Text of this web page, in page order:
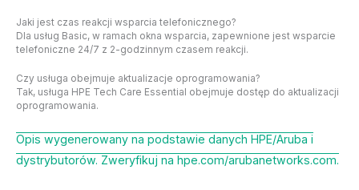
Jaki jest czas reakcji wsparcia telefonicznego?
Dla usług Basic, w ramach okna wsparcia, zapewnione jest wsparcie
telefoniczne 24/7 z 2-godzinnym czasem reakcji.
Czy usługa obejmuje aktualizacje oprogramowania?
Tak, usługa HPE Tech Care Essential obejmuje dostęp do aktualizacji
oprogramowania.
Opis wygenerowany na podstawie danych HPE/Aruba i
dystrybutorów. Zweryfikuj na hpe.com/arubanetworks.com.